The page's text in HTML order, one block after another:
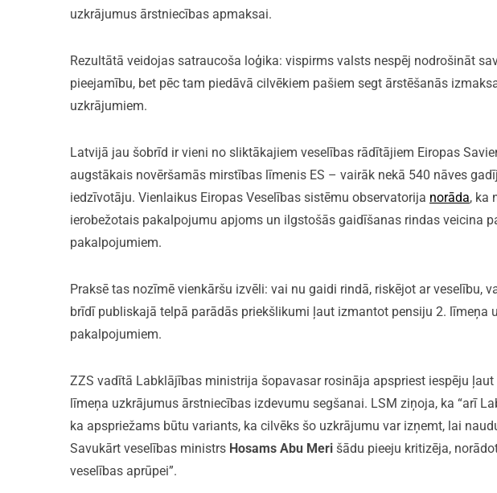
uzkrājumus ārstniecības apmaksai.
Rezultātā veidojas satraucoša loģika: vispirms valsts nespēj nodrošināt
pieejamību, bet pēc tam piedāvā cilvēkiem pašiem segt ārstēšanās
uzkrājumiem.
Latvijā jau šobrīd ir vieni no sliktākajiem veselības rādītājiem Eiropas
augstākais novēršamās mirstības līmenis ES – vairāk nekā 540 nāves
iedzīvotāju. Vienlaikus Eiropas Veselības sistēmu observatorija norāda, ka
ierobežotais pakalpojumu apjoms un ilgstošās gaidīšanas rindas veicina
pakalpojumiem.
Praksē tas nozīmē vienkāršu izvēli: vai nu gaidi rindā, riskējot ar veselību,
brīdī publiskajā telpā parādās priekšlikumi ļaut izmantot pensiju 2. līmeņa
pakalpojumiem.
ZZS vadītā Labklājības ministrija šopavasar rosināja apspriest iespēju
līmeņa uzkrājumus ārstniecības izdevumu segšanai. LSM ziņoja, ka “arī
ka apspriežams būtu variants, ka cilvēks šo uzkrājumu var izņemt, lai
Savukārt veselības ministrs Hosams Abu Meri šādu pieeju kritizēja,
veselības aprūpei”.